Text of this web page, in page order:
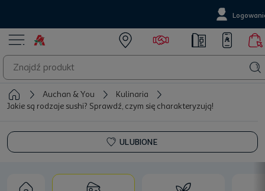
Auchan & You
Kulinaria
Jakie są rodzaje sushi? Sprawdź, czym się charakteryzują!
ULUBIONE